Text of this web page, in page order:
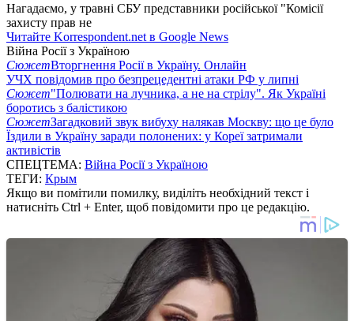
Нагадаємо, у травні СБУ представники російської "Комісії
захисту прав не
Читайте Korrespondent.net в Google News
Війна Росії з Україною
СюжетВторгнення Росії в Україну. Онлайн
УЧХ повідомив про безпрецедентні атаки РФ у липні
Сюжет"Полювати на лучника, а не на стрілу". Як Україні
боротись з балістикою
СюжетЗагадковий звук вибуху налякав Москву: що це було
Їздили в Україну заради полонених: у Кореї затримали
активістів
СПЕЦТЕМА: Війна Росії з Україною
ТЕГИ: Крым
Якщо ви помітили помилку, виділіть необхідний текст і
натисніть Ctrl + Enter, щоб повідомити про це редакцію.